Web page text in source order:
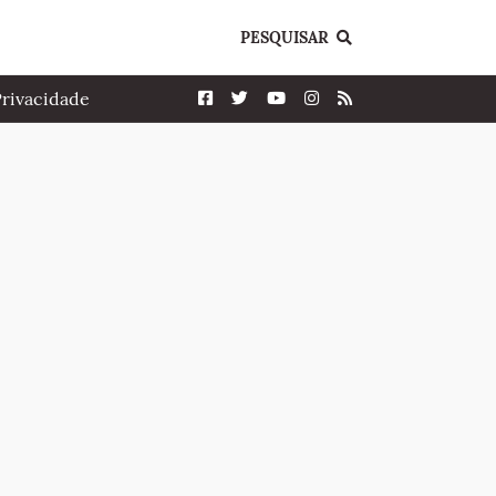
PESQUISAR